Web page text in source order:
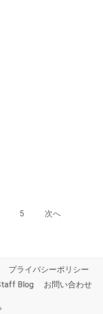
5 次へ
プライバシーポリシー
Blog お問い合わせ